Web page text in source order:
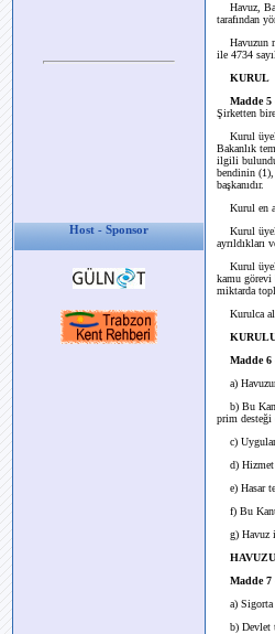
Host - Sponsor
Havuz,
tarafından
Havuzun
ile 4734
KURUL
Madde 5
Şirketten
Kurul
Bakanlık
ilgili
bendinin
başkanıdır.
Kurul en
Kurul
ayrıldıkları
Kurul
kamu görevi
miktarda
Kurulca
Madde 6
a)
b) Bu
prim desteği
c)
d) Hizmet
e) Hasar
f) Bu
g) Havuz
Madde 7
a) Sigorta
b) Devlet